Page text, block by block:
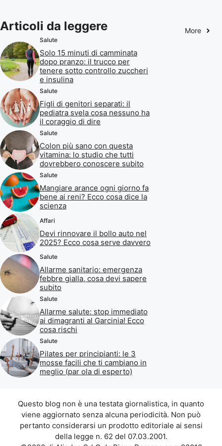
Articoli da leggere More
Salute
Solo 15 minuti di camminata
dopo pranzo: il trucco per
tenere sotto controllo zuccheri
e insulina
Salute
Figli di genitori separati: il
pediatra svela cosa nessuno ha
il coraggio di dire
Salute
Colon più sano con questa
vitamina: lo studio che tutti
dovrebbero conoscere subito
Salute
Mangiare arance ogni giorno fa
bene ai reni? Ecco cosa dice la
scienza
Affari
Devi rinnovare il bollo auto nel
2025? Ecco cosa serve davvero
Salute
Allarme sanitario: emergenza
febbre gialla, cosa devi sapere
subito
Salute
Allarme salute: stop immediato
ai dimagranti al Garcinia! Ecco
cosa rischi
Salute
Pilates per principianti: le 3
mosse facili che ti cambiano in
meglio (par ola di esperto)
Questo blog non è una testata giornalistica, in quanto
viene aggiornato senza alcuna periodicità. Non può
pertanto considerarsi un prodotto editoriale ai sensi
della legge n. 62 del 07.03.2001.